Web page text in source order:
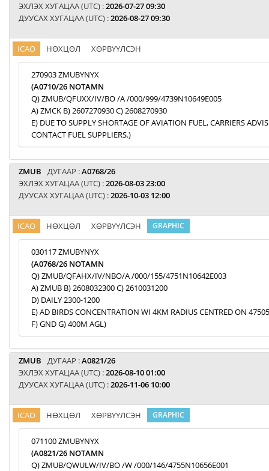
ЭХЛЭХ ХУГАЦАА (UTC) :2026-07-27 09:30
ДУУСАХ ХУГАЦАА (UTC) :2026-08-27 09:30
ICAO НӨХЦӨЛ ХӨРВҮҮЛСЭН
270903 ZMUBYNYX
(A0710/26 NOTAMN
Q) ZMUB/QFUXX/IV/BO /A /000/999/4739N10649E005
A) ZMCK B) 2607270930 C) 2608270930
E) DUE TO SUPPLY SHORTAGE OF AVIATION FUEL, CARRIERS
CONTACT FUEL SUPPLIERS.)
ZMUB ДУГААР :A0768/26
ЭХЛЭХ ХУГАЦАА (UTC) :2026-08-03 23:00
ДУУСАХ ХУГАЦАА (UTC) :2026-10-03 12:00
ICAO НӨХЦӨЛ ХӨРВҮҮЛСЭН GRAPHIC
030117 ZMUBYNYX
(A0768/26 NOTAMN
Q) ZMUB/QFAHX/IV/NBO/A /000/155/4751N10642E003
A) ZMUB B) 2608032300 C) 2610031200
D) DAILY 2300-1200
E) AD BIRDS CONCENTRATION WI 4KM RADIUS CENTRED ON
F) GND G) 400M AGL)
ZMUB ДУГААР :A0821/26
ЭХЛЭХ ХУГАЦАА (UTC) :2026-08-10 01:00
ДУУСАХ ХУГАЦАА (UTC) :2026-11-06 10:00
ICAO НӨХЦӨЛ ХӨРВҮҮЛСЭН GRAPHIC
071100 ZMUBYNYX
(A0821/26 NOTAMN
Q) ZMUB/QWULW/IV/BO /W /000/146/4755N10656E001